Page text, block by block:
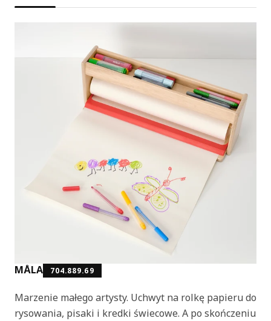
MÅLA 704.889.69
Marzenie małego artysty. Uchwyt na rolkę papieru do
rysowania, pisaki i kredki świecowe. A po skończeniu